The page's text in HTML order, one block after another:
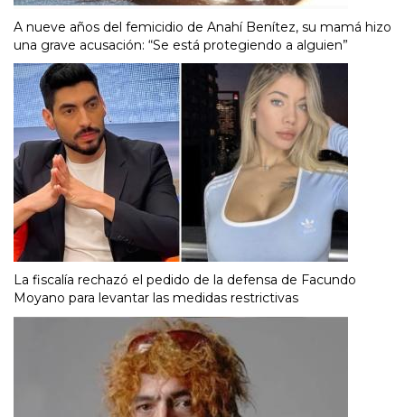
A nueve años del femicidio de Anahí Benítez, su mamá hizo
una grave acusación: “Se está protegiendo a alguien”
La fiscalía rechazó el pedido de la defensa de Facundo
Moyano para levantar las medidas restrictivas